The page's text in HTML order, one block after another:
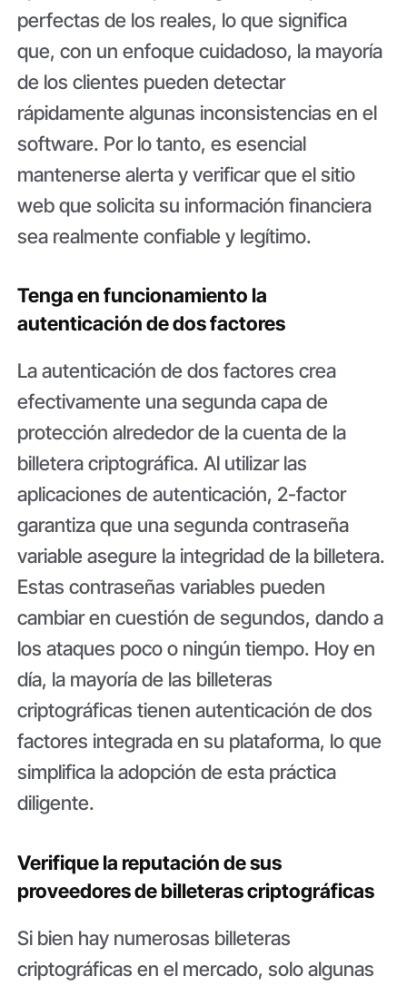
perfectas de los reales, lo que significa
que, con un enfoque cuidadoso, la mayoría
de los clientes pueden detectar
rápidamente algunas inconsistencias en el
software. Por lo tanto, es esencial
mantenerse alerta y verificar que el sitio
web que solicita su información financiera
sea realmente confiable y legítimo.
Tenga en funcionamiento la
autenticación de dos factores
La autenticación de dos factores crea
efectivamente una segunda capa de
protección alrededor de la cuenta de la
billetera criptográfica. Al utilizar las
aplicaciones de autenticación, 2-factor
garantiza que una segunda contraseña
variable asegure la integridad de la billetera.
Estas contraseñas variables pueden
cambiar en cuestión de segundos, dando a
los ataques poco o ningún tiempo. Hoy en
día, la mayoría de las billeteras
criptográficas tienen autenticación de dos
factores integrada en su plataforma, lo que
simplifica la adopción de esta práctica
diligente.
Verifique la reputación de sus
proveedores de billeteras criptográficas
Si bien hay numerosas billeteras
criptográficas en el mercado, solo algunas